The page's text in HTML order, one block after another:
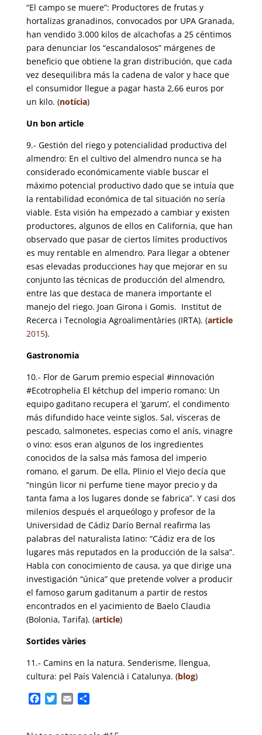
“El campo se muere”: Productores de frutas y
hortalizas granadinos, convocados por UPA Granada,
han vendido 3.000 kilos de alcachofas a 25 céntimos
para denunciar los “escandalosos” márgenes de
beneficio que obtiene la gran distribución, que cada
vez desequilibra más la cadena de valor y hace que
el consumidor llegue a pagar hasta 2,66 euros por
un kilo. (notícia)
Un bon article
9.- Gestión del riego y potencialidad productiva del
almendro: En el cultivo del almendro nunca se ha
considerado económicamente viable buscar el
máximo potencial productivo dado que se intuía que
la rentabilidad económica de tal situación no sería
viable. Esta visión ha empezado a cambiar y existen
productores, algunos de ellos en California, que han
observado que pasar de ciertos límites productivos
es muy rentable en almendro. Para llegar a obtener
esas elevadas producciones hay que mejorar en su
conjunto las técnicas de producción del almendro,
entre las que destaca de manera importante el
manejo del riego. Joan Girona i Gomis. Institut de
Recerca i Tecnologia Agroalimentàries (IRTA). (article
2015).
Gastronomia
10.- Flor de Garum premio especial #innovación
#Ecotrophelia El kétchup del imperio romano: Un
equipo gaditano recupera el ‘garum’, el condimento
más difundido hace veinte siglos. Sal, vísceras de
pescado, salmonetes, especias como el anís, vinagre
o vino: esos eran algunos de los ingredientes
conocidos de la salsa más famosa del imperio
romano, el garum. De ella, Plinio el Viejo decía que
“ningún licor ni perfume tiene mayor precio y da
tanta fama a los lugares donde se fabrica”. Y casi dos
milenios después el arqueólogo y profesor de la
Universidad de Cádiz Darío Bernal reafirma las
palabras del naturalista latino: “Cádiz era de los
lugares más reputados en la producción de la salsa”.
Habla con conocimiento de causa, ya que dirige una
investigación “única” que pretende volver a producir
el famoso garum gaditanum a partir de restos
encontrados en el yacimiento de Baelo Claudia
(Bolonia, Tarifa). (article)
Sortides vàries
11.- Camins en la natura. Senderisme, llengua,
cultura: pel País Valencià i Catalunya. (blog)